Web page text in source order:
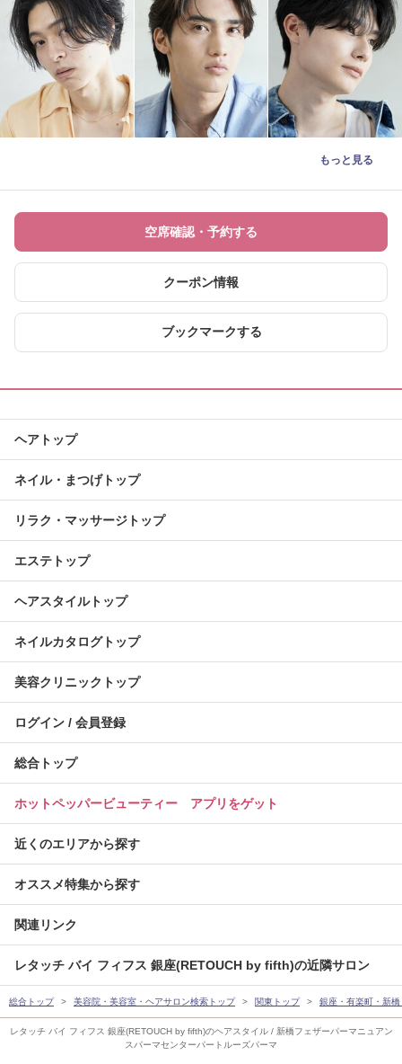
レタッチ バイ フィフス 銀座(RETOUCH by fifth)のヘアスタイル / 新橋フェザーパーマニュアン
スパーマセンターパートルーズパーマ
もっと見る
空席確認・予約する
クーポン情報
ブックマークする
ヘアトップ
ネイル・まつげトップ
リラク・マッサージトップ
エステトップ
ヘアスタイルトップ
ネイルカタログトップ
美容クリニックトップ
ログイン / 会員登録
総合トップ
ホットペッパービューティー アプリをゲット
近くのエリアから探す
オススメ特集から探す
関連リンク
レタッチ バイ フィフス 銀座(RETOUCH by fifth)の近隣サロン
総合トップ 美容院・美容室・ヘアサロン検索トップ 関東トップ 銀座・有楽町・新